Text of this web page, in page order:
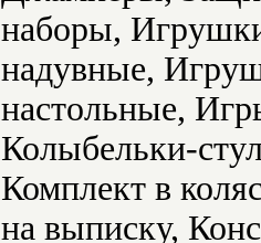
наборы,
надувные,
настольные,
Колыбельки-
Комплект в
на выписку,